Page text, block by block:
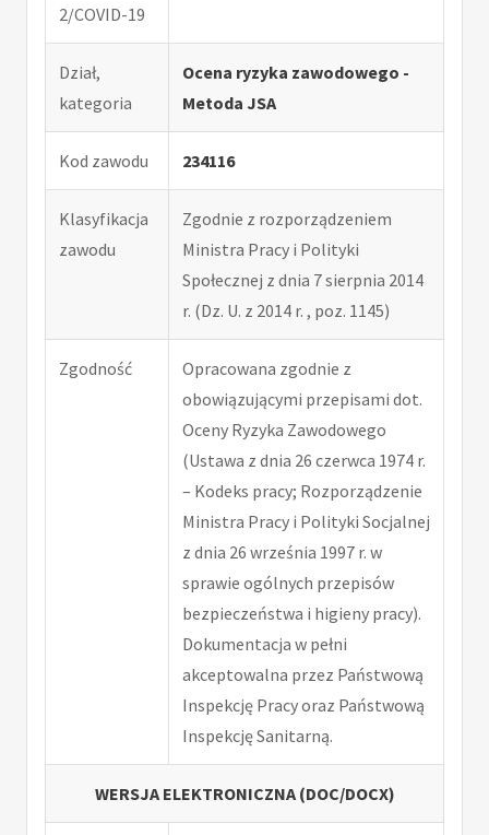
2/COVID-19
Dział,
kategoria
Ocena ryzyka zawodowego -
Metoda JSA
Kod zawodu 234116
Klasyfikacja
zawodu
Zgodnie z rozporządzeniem
Ministra Pracy i Polityki
Społecznej z dnia 7 sierpnia 2014
r. (Dz. U. z 2014 r. , poz. 1145)
Zgodność
Opracowana zgodnie z
obowiązującymi przepisami dot.
Oceny Ryzyka Zawodowego
(Ustawa z dnia 26 czerwca 1974 r.
– Kodeks pracy; Rozporządzenie
Ministra Pracy i Polityki Socjalnej
z dnia 26 września 1997 r. w
sprawie ogólnych przepisów
bezpieczeństwa i higieny pracy).
Dokumentacja w pełni
akceptowalna przez Państwową
Inspekcję Pracy oraz Państwową
Inspekcję Sanitarną.
WERSJA ELEKTRONICZNA (DOC/DOCX)